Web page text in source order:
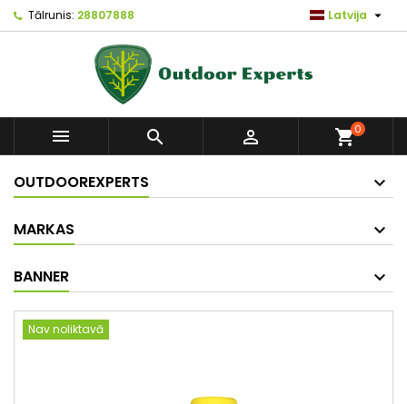
Tālrunis: 28807888 Latvija 
   shopping_cart0
OUTDOOREXPERTS
MARKAS
BANNER
Nav noliktavā